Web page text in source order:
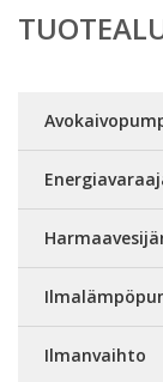
Ilmanvaihto